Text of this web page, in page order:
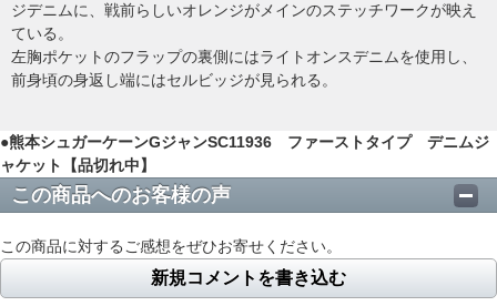
ジデニムに、戦前らしいオレンジがメインのステッチワークが映え
ている。
左胸ポケットのフラップの裏側にはライトオンスデニムを使用し、
前身頃の身返し端にはセルビッジが見られる。
●熊本シュガーケーンGジャンSC11936 ファーストタイプ デニムジ
ャケット【品切れ中】
この商品へのお客様の声
この商品に対するご感想をぜひお寄せください。
新規コメントを書き込む